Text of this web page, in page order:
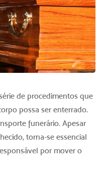
de procedimentos que
possa ser enterrado.
funerário. Apesar
torna-se essencial
por mover o